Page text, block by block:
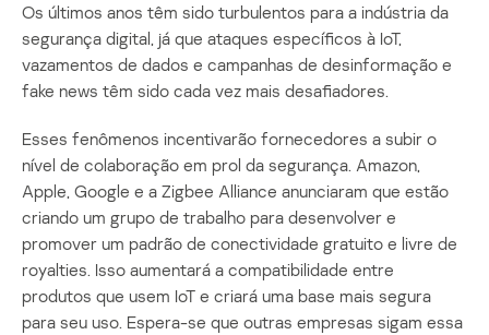
Os últimos anos têm sido turbulentos para a indústria da
segurança digital, já que ataques específicos à IoT,
vazamentos de dados e campanhas de desinformação e
fake news têm sido cada vez mais desafiadores.
Esses fenômenos incentivarão fornecedores a subir o
nível de colaboração em prol da segurança. Amazon,
Apple, Google e a Zigbee Alliance anunciaram que estão
criando um grupo de trabalho para desenvolver e
promover um padrão de conectividade gratuito e livre de
royalties. Isso aumentará a compatibilidade entre
produtos que usem IoT e criará uma base mais segura
para seu uso. Espera-se que outras empresas sigam essa